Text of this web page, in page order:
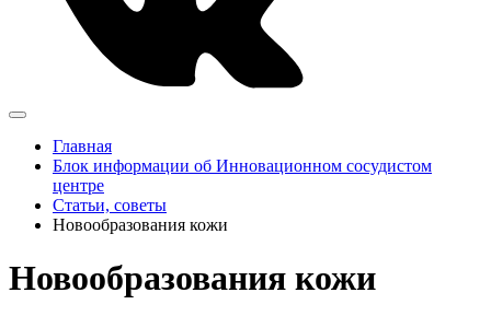
Главная
Блок информации об Инновационном сосудистом
центре
Статьи, советы
Новообразования кожи
Новообразования кожи